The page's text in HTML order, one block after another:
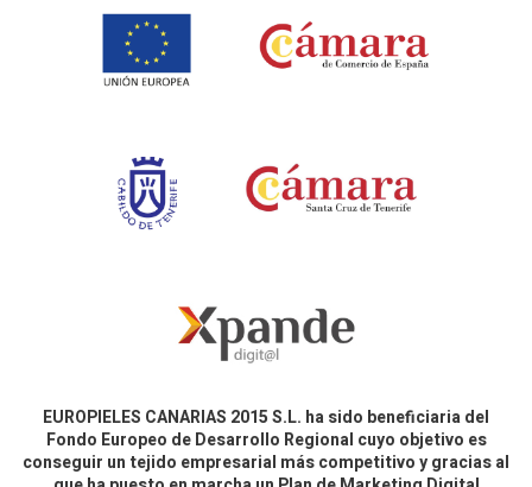
EUROPIELES CANARIAS 2015 S.L. ha sido beneficiaria del
Fondo Europeo de Desarrollo Regional cuyo objetivo es
conseguir un tejido empresarial más competitivo y gracias al